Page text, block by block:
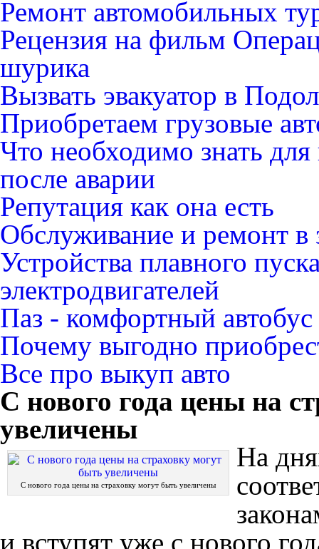
Ремонт автомобильных
Рецензия на фильм
шурика
Вызвать эвакуатор в
Приобретаем грузовые
Что необходимо знать
после аварии
Репутация как она есть
Обслуживание и ремонт в
Устройства плавного
электродвигателей
Паз - комфортный
Почему выгодно
Все про выкуп авто
С нового года цены на
увеличены
С нового года цены на страховку могут быть увеличены
На
и вступят уже с нового